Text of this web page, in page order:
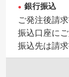
銀行振込
ご発注後請
振込口座に
振込先は請